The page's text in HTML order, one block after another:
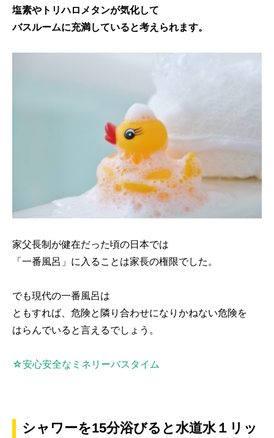
塩素やトリハロメタンが気化して
バスルームに充満していると考えられます。
家父長制が健在だった頃の日本では
「一番風呂」に入ることは家長の権限でした。
でも現代の一番風呂は
ともすれば、危険と隣り合わせになりかねない危険を
はらんでいると言えるでしょう。
☆安心安全なミネリーバスタイム
シャワーを15分浴びると水道水１リッ